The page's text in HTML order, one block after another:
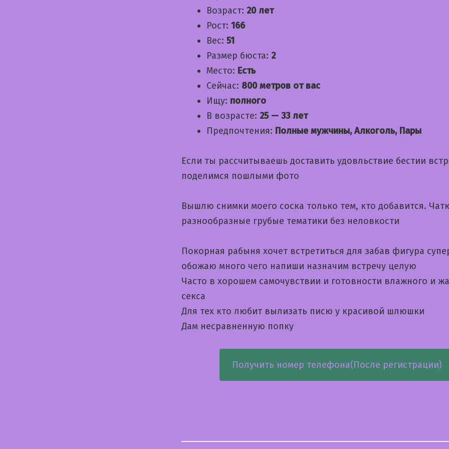
Возраст: 20 лет
Рост: 166
Вес: 51
Размер бюста: 2
Место: Есть
Сейчас: 800 метров от вас
Ищу: полного
В возрасте: 25 — 33 лет
Предпочтения: Полные мужчины, Алкоголь, Пары
Если ты рассчитываешь доставить удовльствие бестии
поделимся пошлыми фото
Вышлю снимки моего соска только тем, кто добавится.
разнообразные грубые тематики без неловкости
Покорная рабыня хочет встретиться для забав фигура
обожаю много чего напиши назначим встречу целую
Часто в хорошем самочувствии и готовности влажного и
секса
Для тех кто любит вылизать писю у красивой шлюшки
Дам несравненную попку
Получить номер телефона(После регистрации)